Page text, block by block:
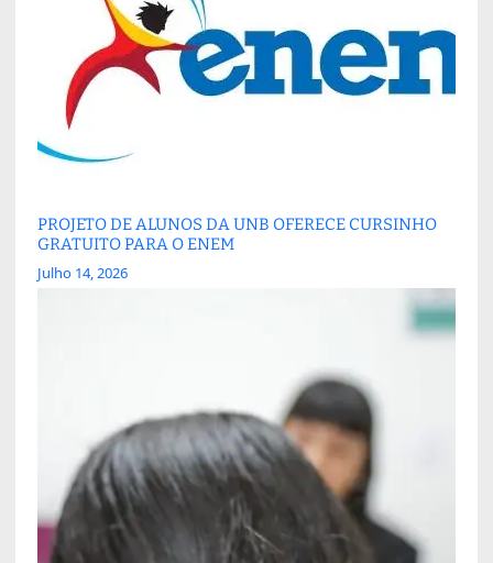
PROJETO DE ALUNOS DA UNB OFERECE CURSINHO
GRATUITO PARA O ENEM
Julho 14, 2026